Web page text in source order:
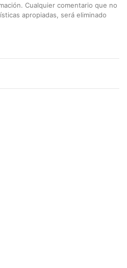
Cualquier comentario que no
apropiadas, será eliminado